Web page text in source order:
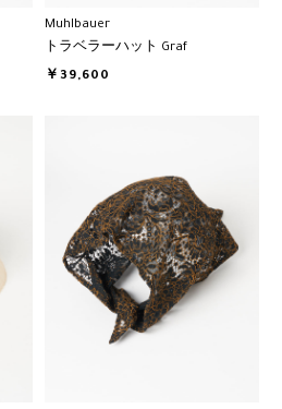
Muhlbauer
トラベラーハット Graf
￥39,600